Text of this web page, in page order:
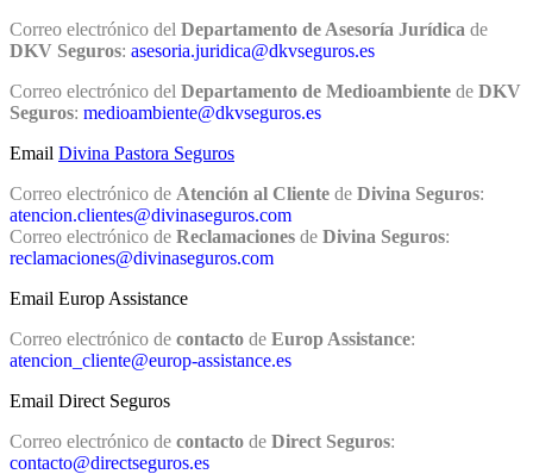
Correo electrónico del Departamento de Asesoría Jurídica de
DKV Seguros: asesoria.juridica@dkvseguros.es
Correo electrónico del Departamento de Medioambiente de DKV
Seguros: medioambiente@dkvseguros.es
Email Divina Pastora Seguros
Correo electrónico de Atención al Cliente de Divina Seguros:
atencion.clientes@divinaseguros.com
Correo electrónico de Reclamaciones de Divina Seguros:
reclamaciones@divinaseguros.com
Email Europ Assistance
Correo electrónico de contacto de Europ Assistance:
atencion_cliente@europ-assistance.es
Email Direct Seguros
Correo electrónico de contacto de Direct Seguros:
contacto@directseguros.es